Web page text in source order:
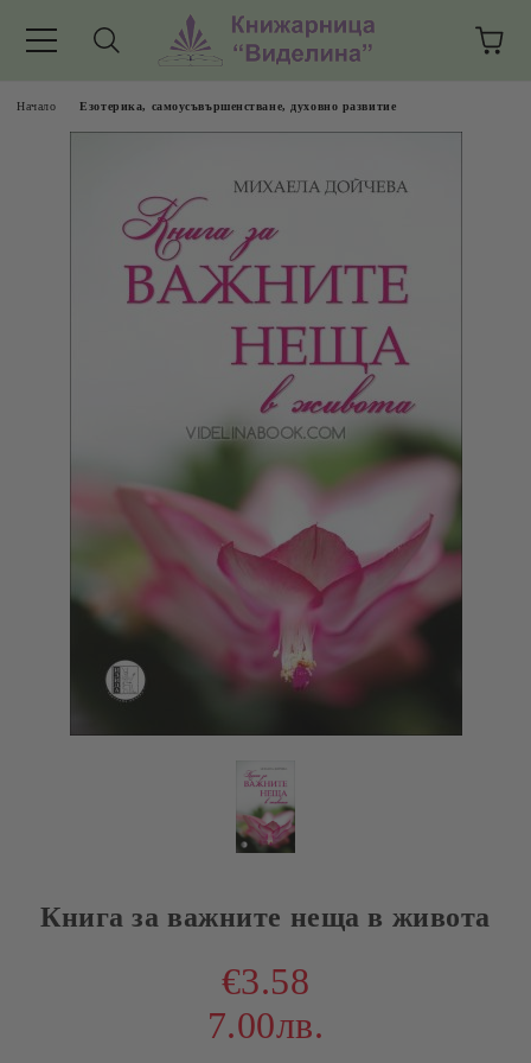
Начало Езотерика, самоусъвършенстване, духовно развитие
Книга за важните неща в живота
€3.58
7.00лв.